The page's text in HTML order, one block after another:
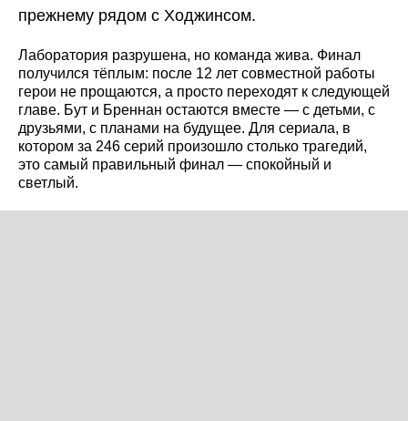
прежнему рядом с Ходжинсом.
Лаборатория разрушена, но команда жива. Финал
получился тёплым: после 12 лет совместной работы
герои не прощаются, а просто переходят к следующей
главе. Бут и Бреннан остаются вместе — с детьми, с
друзьями, с планами на будущее. Для сериала, в
котором за 246 серий произошло столько трагедий,
это самый правильный финал — спокойный и
светлый.